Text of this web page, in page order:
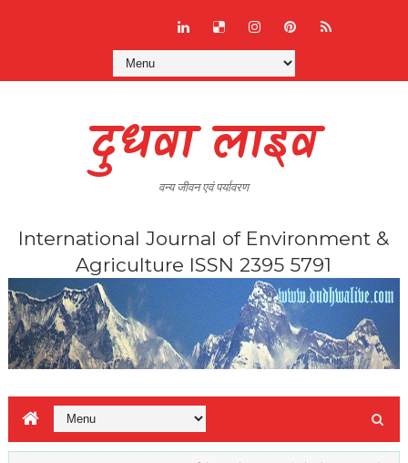
दुधवा लाइव
वन्य जीवन एवं पर्यावरण
International Journal of Environment &
Agriculture ISSN 2395 5791